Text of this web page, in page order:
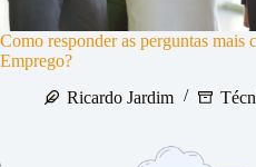
Como responder as perguntas mais
Emprego?
Ricardo Jardim